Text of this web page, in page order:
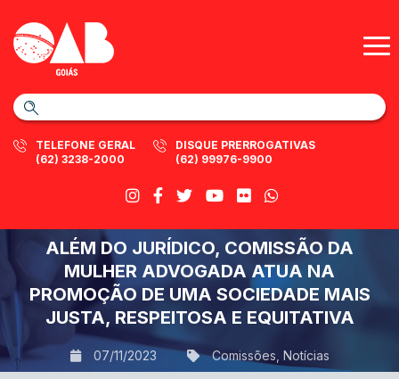
TELEFONE GERAL
(62) 3238-2000
DISQUE PRERROGATIVAS
(62) 99976-9900
ALÉM DO JURÍDICO, COMISSÃO DA
MULHER ADVOGADA ATUA NA
PROMOÇÃO DE UMA SOCIEDADE MAIS
JUSTA, RESPEITOSA E EQUITATIVA
07/11/2023 Comissões Notícias